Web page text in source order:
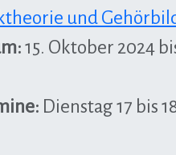
und
15. Oktober 2024
Dienstag 17 bis